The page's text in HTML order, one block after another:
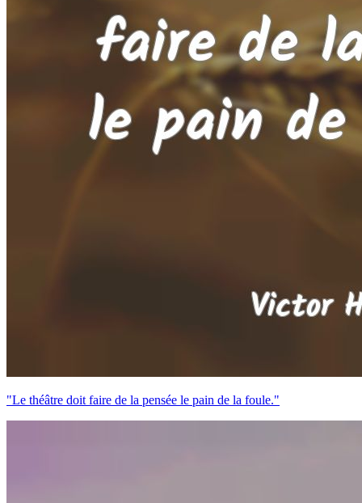
"Le théâtre doit faire de la pensée le pain de la foule."